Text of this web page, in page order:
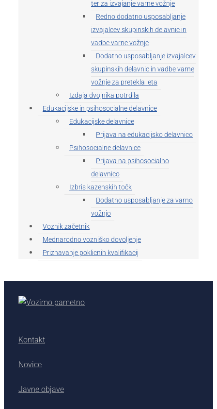
ter za izvajanje varne vožnje
Redno dodatno usposabljanje
izvajalcev skupinskih delavnic in
vadbe varne vožnje
Dodatno usposabljanje izvajalcev
skupinskih delavnic in vadbe varne
vožnje za pretekla leta
Izdaja dvojnika potrdila
Edukacijske in psihosocialne delavnice
Edukacijske delavnice
Prijava na edukacijsko delavnico
Psihosocialne delavnice
Prijava na psihosocialno
delavnico
Izbris kazenskih točk
Dodatno usposabljanje za varno
vožnjo
Voznik začetnik
Mednarodno vozniško dovoljenje
Priznavanje poklicnih kvalifikacij
Kontakt
Novice
Javne objave